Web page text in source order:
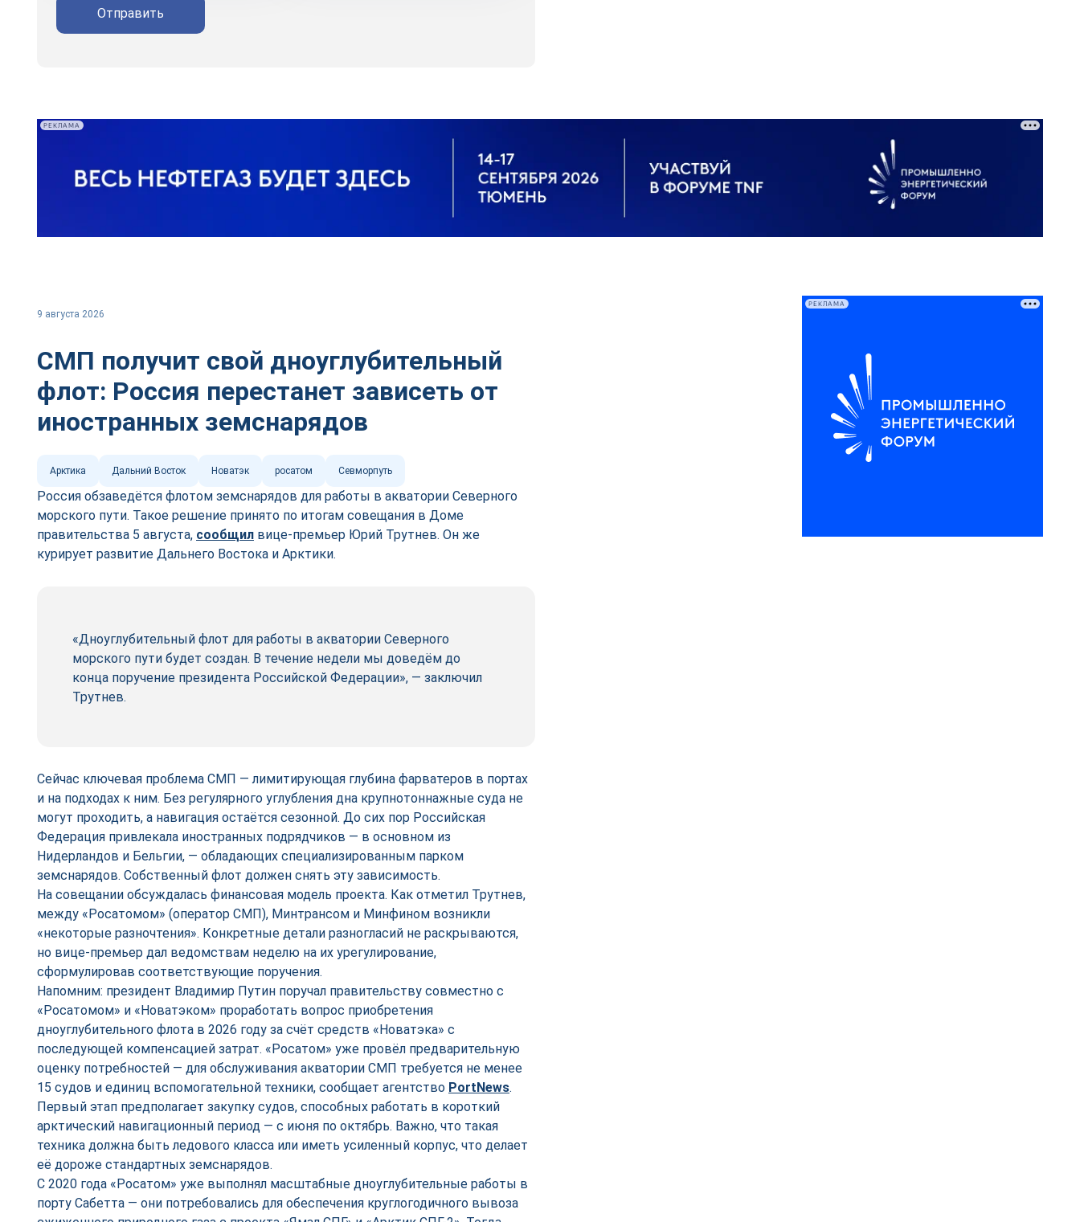
Отправить
РЕКЛАМА
9 августа 2026
СМП получит свой дноуглубительный
флот: Россия перестанет зависеть от
иностранных земснарядов
Арктика Дальний Восток Новатэк росатом Севморпуть
Россия обзаведётся флотом земснарядов для работы в акватории Северного
морского пути. Такое решение принято по итогам совещания в Доме
правительства 5 августа, сообщил вице-премьер Юрий Трутнев. Он же
курирует развитие Дальнего Востока и Арктики.
«Дноуглубительный флот для работы в акватории Северного
морского пути будет создан. В течение недели мы доведём до
конца поручение президента Российской Федерации», — заключил
Трутнев.
Сейчас ключевая проблема СМП — лимитирующая глубина фарватеров в портах
и на подходах к ним. Без регулярного углубления дна крупнотоннажные суда не
могут проходить, а навигация остаётся сезонной. До сих пор Российская
Федерация привлекала иностранных подрядчиков — в основном из
Нидерландов и Бельгии, — обладающих специализированным парком
земснарядов. Собственный флот должен снять эту зависимость.
На совещании обсуждалась финансовая модель проекта. Как отметил Трутнев,
между «Росатомом» (оператор СМП), Минтрансом и Минфином возникли
«некоторые разночтения». Конкретные детали разногласий не раскрываются,
но вице-премьер дал ведомствам неделю на их урегулирование,
сформулировав соответствующие поручения.
Напомним: президент Владимир Путин поручал правительству совместно с
«Росатомом» и «Новатэком» проработать вопрос приобретения
дноуглубительного флота в 2026 году за счёт средств «Новатэка» с
последующей компенсацией затрат. «Росатом» уже провёл предварительную
оценку потребностей — для обслуживания акватории СМП требуется не менее
15 судов и единиц вспомогательной техники, сообщает агентство PortNews.
Первый этап предполагает закупку судов, способных работать в короткий
арктический навигационный период — с июня по октябрь. Важно, что такая
техника должна быть ледового класса или иметь усиленный корпус, что делает
её дороже стандартных земснарядов.
С 2020 года «Росатом» уже выполнял масштабные дноуглубительные работы в
порту Сабетта — они потребовались для обеспечения круглогодичного вывоза
РЕКЛАМА